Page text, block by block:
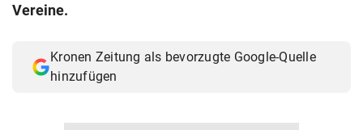
Vereine.
Kronen Zeitung als bevorzugte Google-Quelle
hinzufügen